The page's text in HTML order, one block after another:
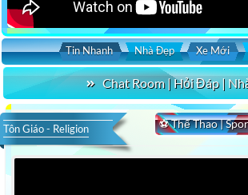
Tin Nhanh Nhà Đẹp Xe Mới
Chat Room | Hỏi Đáp |
⚽ Thể Thao |
Tôn Giáo - Religion